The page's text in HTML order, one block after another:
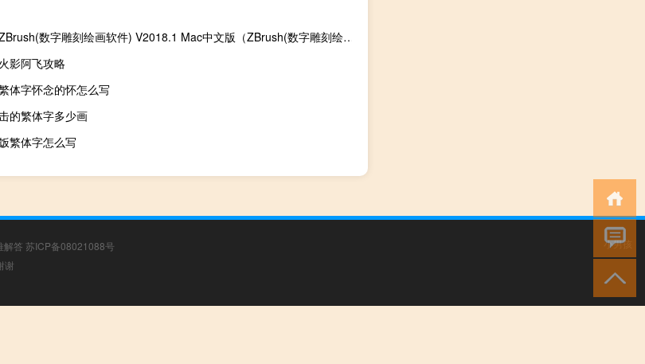
ZBrush(数字雕刻绘画软件) V2018.1 Mac中文版（ZBrush(数字雕刻绘画软件) V2018.1 Mac中文版功能简介）
火影阿飞攻略
体字怀念的怀怎么写
的繁体字多少画
繁体字怎么写
解答 苏ICP备08021088号
谢
小男孩